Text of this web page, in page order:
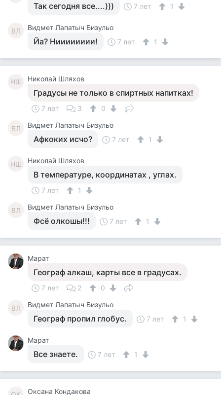
Так сегодня все....))) 7 лет 1
ВЛ Видмет Лапатыч Бизульо
Йа? Нииииииии! 7 лет 1
НШ Николай Шляхов
Градусы не только в спиртных напитках!
7 лет 3 0
ВЛ Видмет Лапатыч Бизульо
Афкоких исчо? 7 лет 1
НШ Николай Шляхов
В температуре, координатах , углах.
7 лет 1
ВЛ Видмет Лапатыч Бизульо
Фсё олкошы!!! 7 лет 1
Марат
Географ алкаш, карты все в градусах.
7 лет 2 0
ВЛ Видмет Лапатыч Бизульо
Географ пропил глобус. 7 лет 1
Марат
Все знаете. 7 лет 1
Оксана Кондакова